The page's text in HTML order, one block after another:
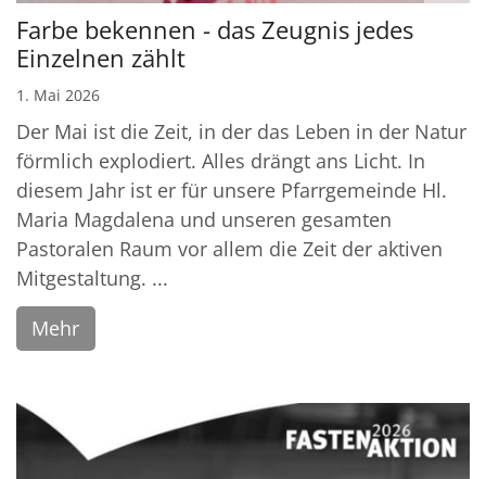
Farbe bekennen - das Zeugnis jedes
Einzelnen zählt
1. Mai 2026
Der Mai ist die Zeit, in der das Leben in der Natur
förmlich explodiert. Alles drängt ans Licht. In
diesem Jahr ist er für unsere Pfarrgemeinde Hl.
Maria Magdalena und unseren gesamten
Pastoralen Raum vor allem die Zeit der aktiven
Mitgestaltung. ...
Mehr